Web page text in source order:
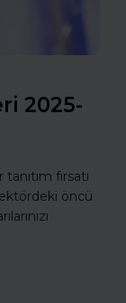
2025-
fırsatı
öncü